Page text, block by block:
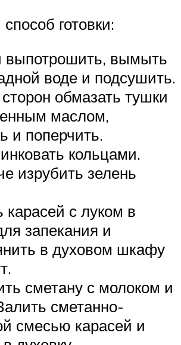
готовки:
выпотрошить, вымыть
воде и подсушить.
обмазать тушки
маслом,
и поперчить.
кольцами.
изрубить зелень
карасей с луком в
запекания и
в духовом шкафу
сметану с молоком и
сметанно-
смесью карасей и